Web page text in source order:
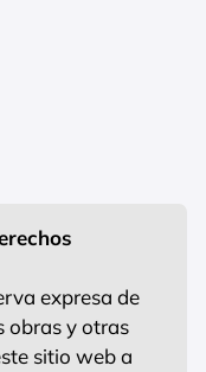
expresa de
obras y otras
sitio web a